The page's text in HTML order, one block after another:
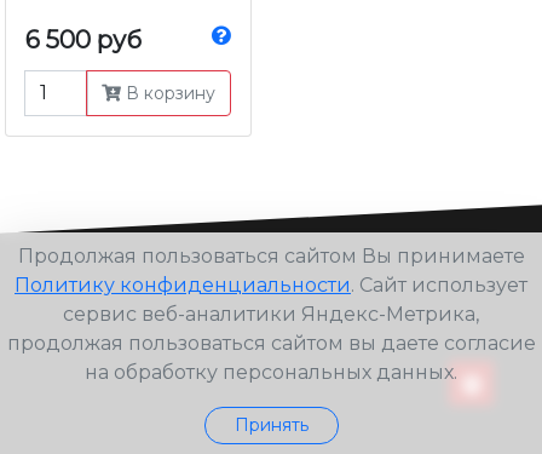
6 500 руб
В корзину
Продолжая пользоваться сайтом Вы принимаете
Политику конфиденциальности. Сайт использует
сервис веб-аналитики Яндекс-Метрика,
продолжая пользоваться сайтом вы даете согласие
на обработку персональных данных.
Принять